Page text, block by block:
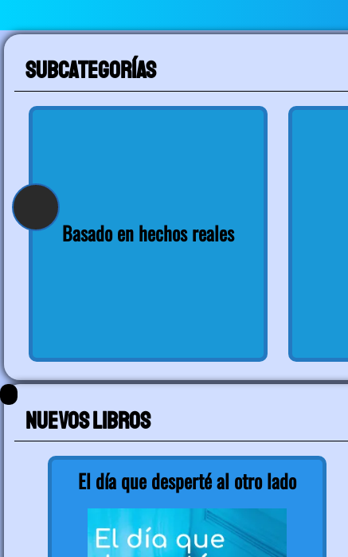
Subcategorías
Basado en hechos reales
Nuevos libros
El día que desperté al otro lado